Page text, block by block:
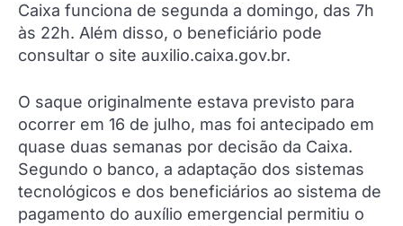
Caixa funciona de segunda a domingo, das 7h
às 22h. Além disso, o beneficiário pode
consultar o site auxilio.caixa.gov.br.
O saque originalmente estava previsto para
ocorrer em 16 de julho, mas foi antecipado em
quase duas semanas por decisão da Caixa.
Segundo o banco, a adaptação dos sistemas
tecnológicos e dos beneficiários ao sistema de
pagamento do auxílio emergencial permitiu o